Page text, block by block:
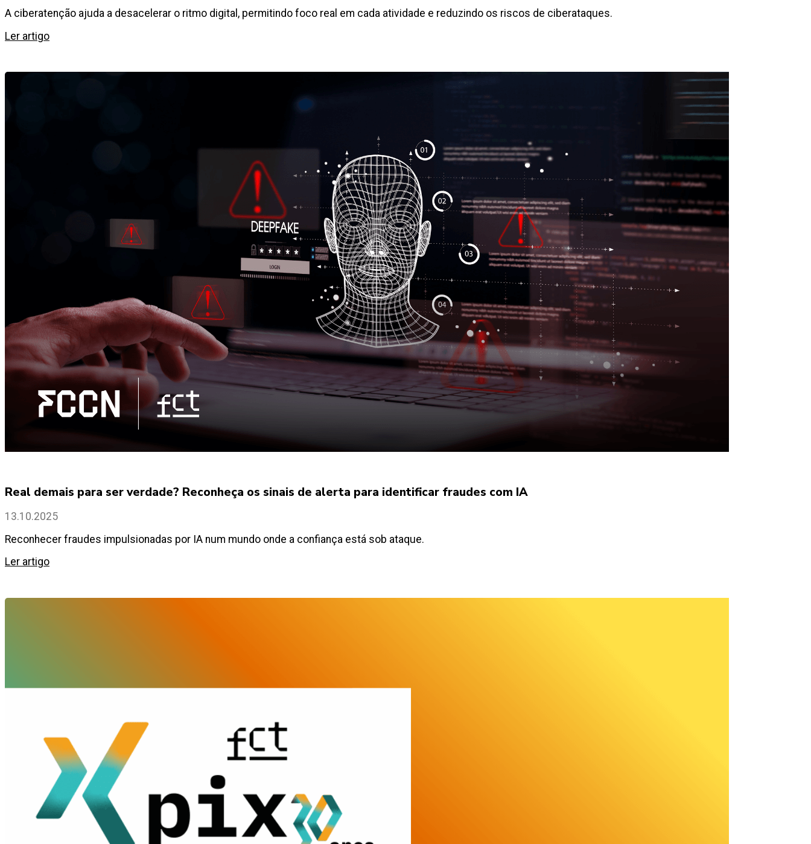
A ciberatenção ajuda a desacelerar o ritmo digital, permitindo foco real em cada atividade e reduzindo os riscos de ciberataques.
Ler artigo
Real demais para ser verdade? Reconheça os sinais de alerta para identificar fraudes com IA
13.10.2025
Reconhecer fraudes impulsionadas por IA num mundo onde a confiança está sob ataque.
Ler artigo